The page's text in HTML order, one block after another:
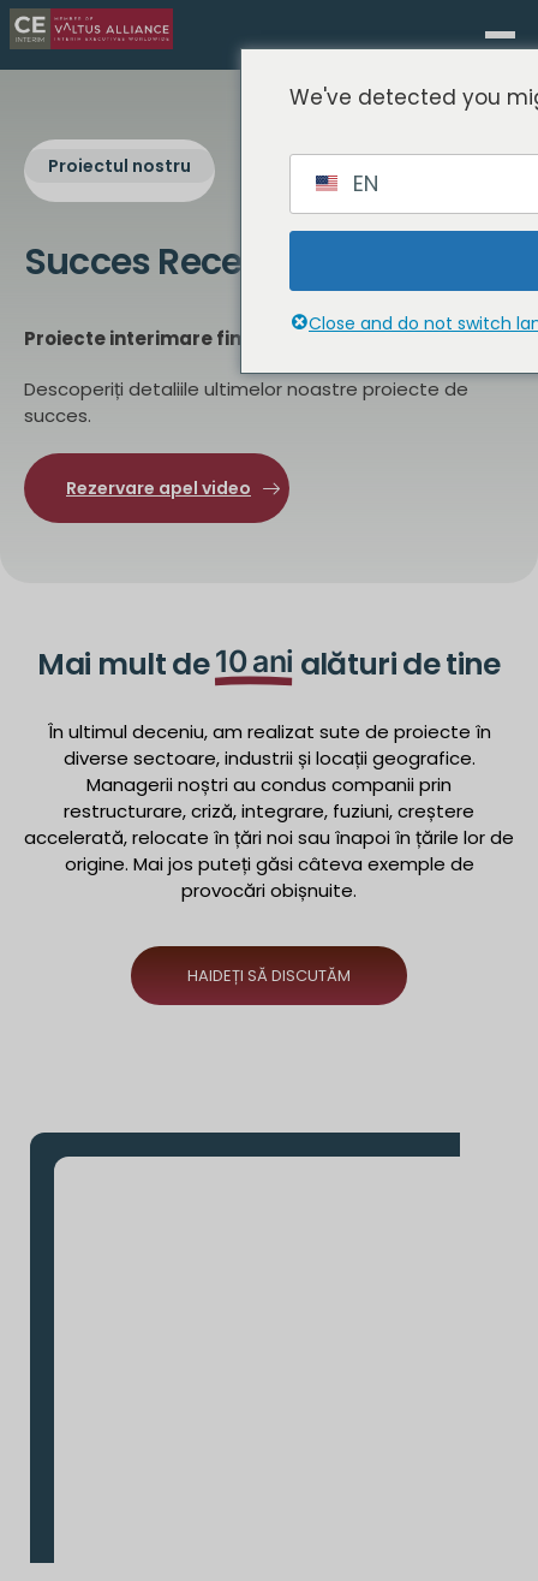
Proiectul nostru
Succes Recent
Proiecte interimare finalizate cu succes
Descoperiți detaliile ultimelor noastre proiecte de
succes.
Rezervare apel video
Mai mult de10 ani alături de tine
În ultimul deceniu, am realizat sute de proiecte în
diverse sectoare, industrii și locații geografice.
Managerii noștri au condus companii prin
restructurare, criză, integrare, fuziuni, creștere
accelerată, relocate în țări noi sau înapoi în țările lor de
origine. Mai jos puteți găsi câteva exemple de
provocări obișnuite.
HAIDEȚI SĂ DISCUTĂM
We've detected you
EN
Close and do not switch